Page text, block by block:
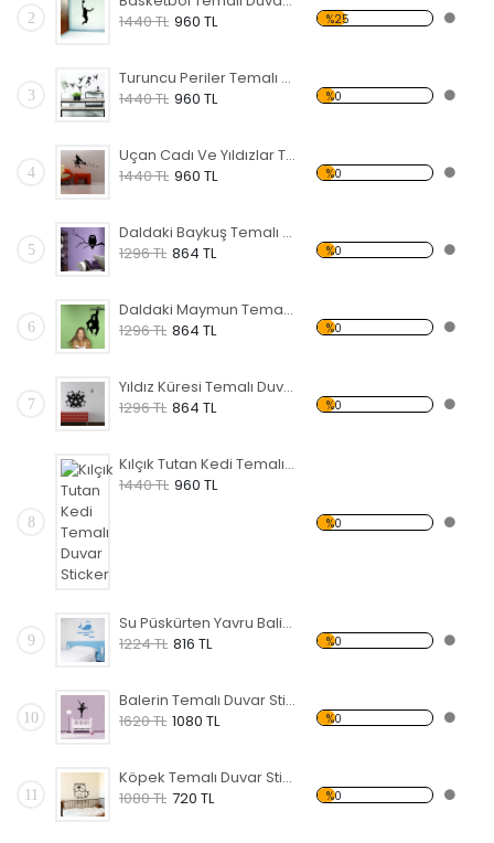
2
1440 TL 960 TL %25
3
Turuncu Periler Temalı Duvar Sticker
1440 TL 960 TL %0
4
Uçan Cadı Ve Yıldızlar Temalı Duvar Sticker
1440 TL 960 TL %0
5
Daldaki Baykuş Temalı Duvar Sticker
1296 TL 864 TL %0
6
Daldaki Maymun Temalı Duvar Sticker
1296 TL 864 TL %0
7
Yıldız Küresi Temalı Duvar Sticker
1296 TL 864 TL %0
8
Kılçık Tutan Kedi Temalı Duvar Sticker
1440 TL 960 TL
%0
9
Su Püskürten Yavru Balina Temalı Duvar Sticker
1224 TL 816 TL %0
10
Balerin Temalı Duvar Sticker
1620 TL 1080 TL %0
11
Köpek Temalı Duvar Sticker
1080 TL 720 TL %0